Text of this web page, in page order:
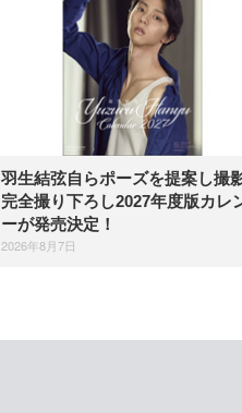
羽生結弦自らポーズを提案し撮
完全撮り下ろし2027年度版カレ
ーが発売決定！
2026年8月7日